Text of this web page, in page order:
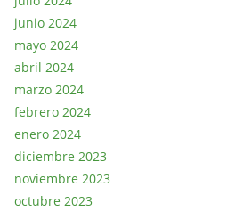
junio 2024
mayo 2024
abril 2024
marzo 2024
febrero 2024
enero 2024
diciembre 2023
noviembre 2023
octubre 2023